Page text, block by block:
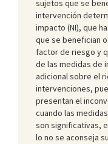
sujetos que se
intervención
impacto (NI), que
que se benefician
factor de riesgo y
de las medidas de
adicional sobre el
intervenciones,
presentan el
cuando las
son significativas,
lo no se aconseja